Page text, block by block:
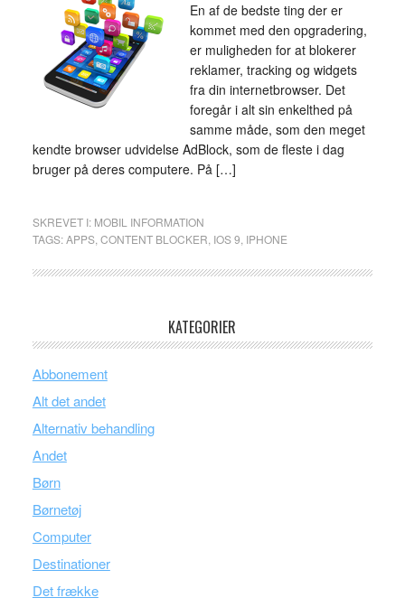
En af de bedste ting der er
kommet med den opgradering,
er muligheden for at blokerer
reklamer, tracking og widgets
fra din internetbrowser. Det
foregår i alt sin enkelthed på
samme måde, som den meget
kendte browser udvidelse AdBlock, som de fleste i dag
bruger på deres computere. På […]
SKREVET I: MOBIL INFORMATION
TAGS:APPS, CONTENT BLOCKER IOS 9 IPHONE
KATEGORIER
Abbonement
Alt det andet
Alternativ behandling
Andet
Børn
Børnetøj
Computer
Destinationer
Det frække